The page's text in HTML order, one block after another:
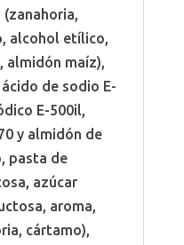
alcohol etílico,
almidón maíz),
de sodio E-
E-500il,
y almidón de
pasta de
azúcar
aroma,
cártamo),